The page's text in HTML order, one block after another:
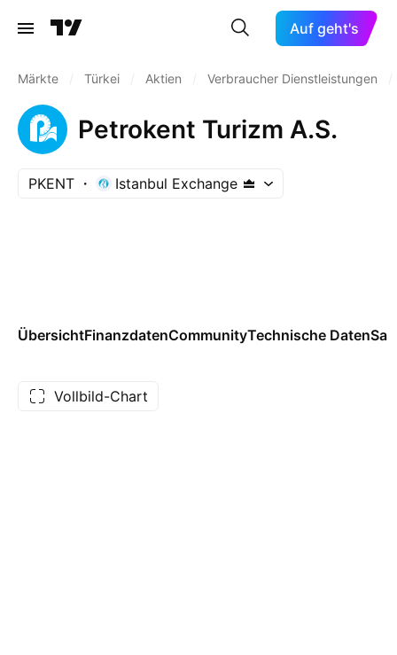
Auf geht's
Märkte Türkei Aktien Verbraucher Dienstleistungen
Petrokent Turizm A.S.
PKENT Istanbul Exchange
ÜbersichtFinanzdatenCommunityTechnische Daten
Vollbild-Chart